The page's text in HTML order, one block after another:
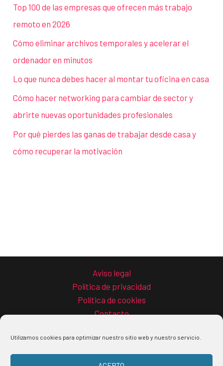
Utilizamos cookies para optimizar nuestro sitio web y nuestro servicio.
Top 100 de las empresas que ofrecen más trabajo
remoto en 2026
Cómo eliminar archivos temporales y acelerar el
ordenador en minutos
Lo que nunca debes hacer al montar tu oficina en casa
Cómo hacer networking para cambiar de sector y
abrirte nuevas oportunidades profesionales
Por qué pierdes las ganas de trabajar desde casa y
cómo recuperar la motivación
Aviso legal
Política de privacidad
Política de cookies
Contacto